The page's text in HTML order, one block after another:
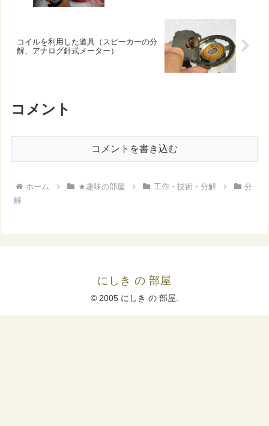
コイルを利用した道具（スピーカーの分
解、アナログ針式メーター）
コメント
コメントを書き込む
ホーム ★趣味の部屋 工作・技術・分解
分
解
にしき の 部屋
© 2005 にしき の 部屋.